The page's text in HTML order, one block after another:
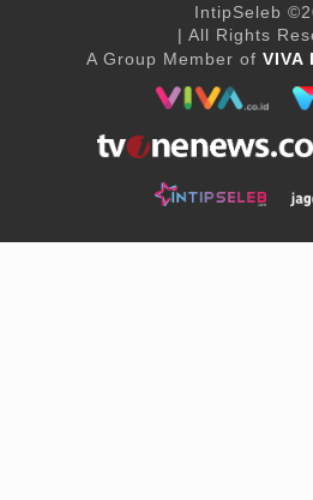
IntipSeleb
| All Rights
A Group Member of VIVA